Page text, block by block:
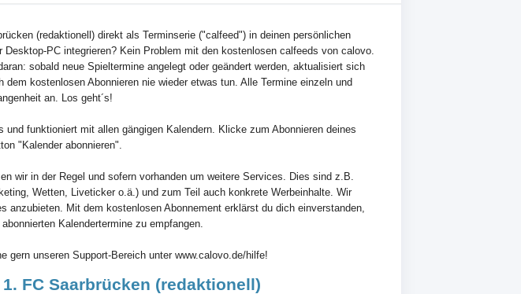
(redaktionell) direkt als Terminserie ("calfeed") in deinen persönlichen
Desktop-PC integrieren? Kein Problem mit den kostenlosen calfeeds von calovo.
sobald neue Spieltermine angelegt oder geändert werden, aktualisiert sich
kostenlosen Abonnieren nie wieder etwas tun. Alle Termine einzeln und
an. Los geht´s!
und funktioniert mit allen gängigen Kalendern. Klicke zum Abonnieren deines
"Kalender abonnieren".
wir in der Regel und sofern vorhanden um weitere Services. Dies sind z.B.
Wetten, Liveticker o.ä.) und zum Teil auch konkrete Werbeinhalte. Wir
anzubieten. Mit dem kostenlosen Abonnement erklärst du dich einverstanden,
Kalendertermine zu empfangen.
gern unseren Support-Bereich unter www.calovo.de/hilfe!
1. FC Saarbrücken (redaktionell)